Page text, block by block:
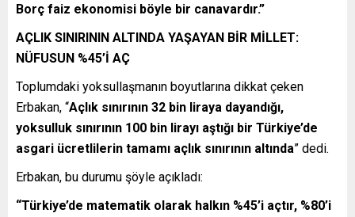
Borç faiz ekonomisi böyle bir canavardır.”
AÇLIK SINIRININ ALTINDA YAŞAYAN BİR MİLLET:
NÜFUSUN %45’İ AÇ
Toplumdaki yoksullaşmanın boyutlarına dikkat çeken
Erbakan, “Açlık sınırının 32 bin liraya dayandığı,
yoksulluk sınırının 100 bin lirayı aştığı bir Türkiye’de
asgari ücretlilerin tamamı açlık sınırının altında” dedi.
Erbakan, bu durumu şöyle açıkladı:
“Türkiye’de matematik olarak halkın %45’i açtır, %80’i